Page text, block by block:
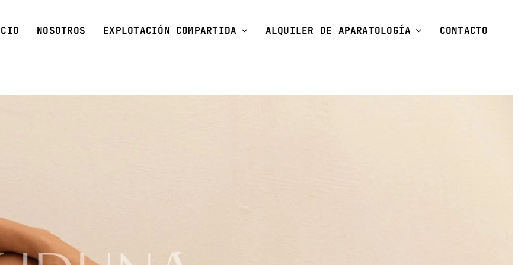
NOSOTROS EXPLOTACIÓN COMPARTIDA ALQUILER DE APARATOLOGÍA CONTACTO